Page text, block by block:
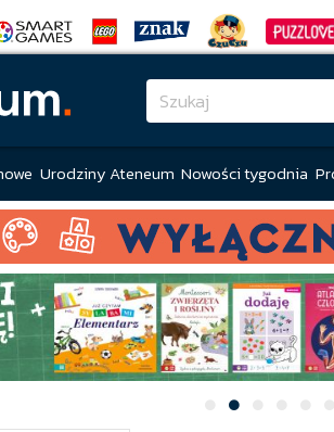
Urodziny Ateneum Nowości tygodnia